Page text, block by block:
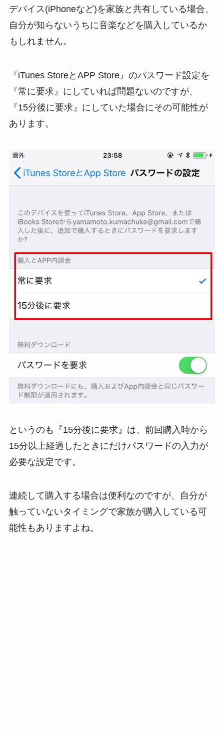
デバイス(iPhoneなど)を家族と共有している場合、
自分が知らないうちに音楽などを購入しているか
もしれません。
『iTunes StoreとAPP Store』のパスワード設定を
『常に要求』にしていれば問題ないのですが、
『15分後に要求』にしていた場合にその可能性が
あります。
というのも『15分後に要求』は、前回購入時から
15分以上経過したときにだけパスワードの入力が
必要な設定です。
連続して購入する場合は便利なのですが、自分が
触っていないタイミングで家族が購入している可
能性もありますよね。